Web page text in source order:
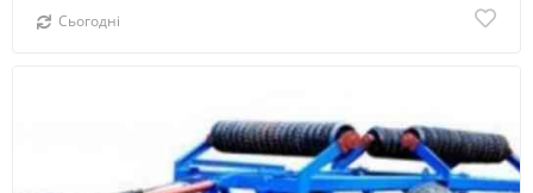
Сьогодні